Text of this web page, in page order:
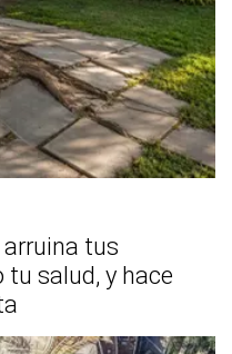
tus
tu salud, y hace